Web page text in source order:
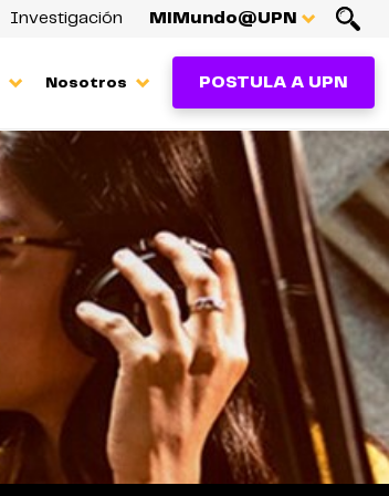
Investigación MiMundo@UPN
Nosotros POSTULA A UPN